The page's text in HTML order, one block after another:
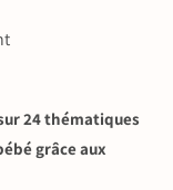
24 thématiques
grâce aux